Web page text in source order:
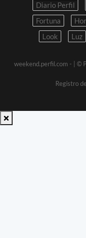
Diario Perfil
Fortuna
Look
Luz
weekend.perfil.com -
| ©
Registro